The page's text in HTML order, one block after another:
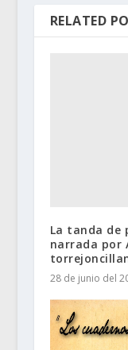
RELATED
La tanda de
narrada por
28 de junio del